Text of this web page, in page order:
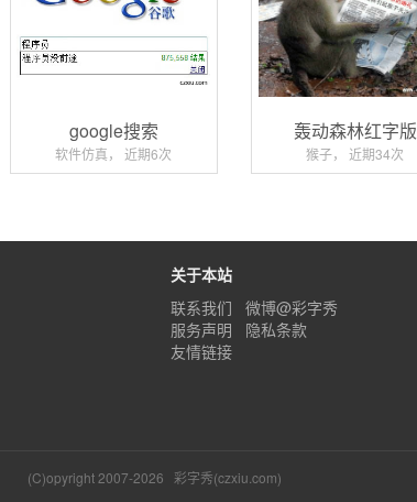
google搜索
软件仿真， 近期6次
轰动森林红字版
猴子， 近期34次
关于本站
联系我们
微博@彩字秀
服务声明
隐私条款
友情链接
(C)opyright 2007-2026 彩字秀(czxiu.com)